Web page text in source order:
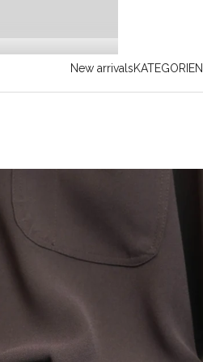
New arrivalsKATEGORIEN